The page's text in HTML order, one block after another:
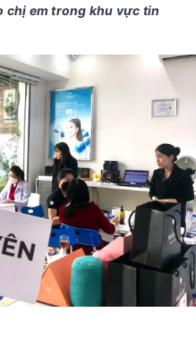
chị em trong khu vực tin